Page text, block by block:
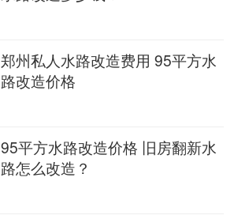
郑州私人水路改造费用 95平方水
路改造价格
95平方水路改造价格 旧房翻新水
路怎么改造？